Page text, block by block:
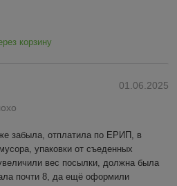
корзину
01.06.2025
забыла, отплатила по ЕРИП, в
упаковки от съеденных
вес посылки, должна была
почти 8, да ещё оформили